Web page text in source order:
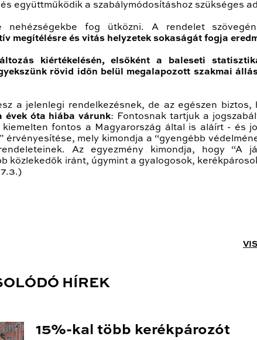
együttműködik a szabálymódosításhoz szükséges
nehézségekbe fog ütközni. A rendelet
megítélésre és vitás helyzetek sokaságát fogja
kiértékelésén, elsőként a baleseti
rövid időn belül megalapozott szakmai
a jelenlegi rendelkezésnek, de az egészen biztos,
évek óta hiába várunk: Fontosnak tartjuk a
fontos a Magyarország által is aláírt - és
mely kimondja a “gyengébb
Az egyezmény kimondja, hogy “A
iránt, úgymint a gyalogosok,
7.3.)
HÍREK
15%-kal több kerékpározót